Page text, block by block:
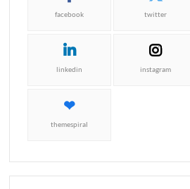
facebook twitter
linkedin instagram
themespiral